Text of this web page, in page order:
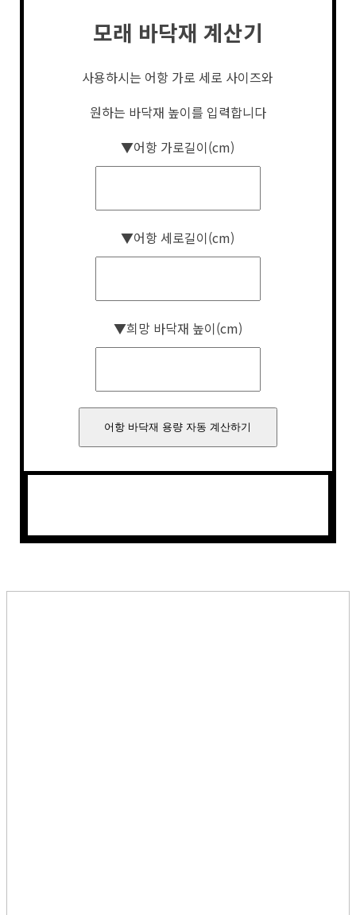
모래 바닥재 계산기
사용하시는 어항 가로 세로 사이즈와
원하는 바닥재 높이를 입력합니다
▼어항 가로길이(cm)
▼어항 세로길이(cm)
▼희망 바닥재 높이(cm)